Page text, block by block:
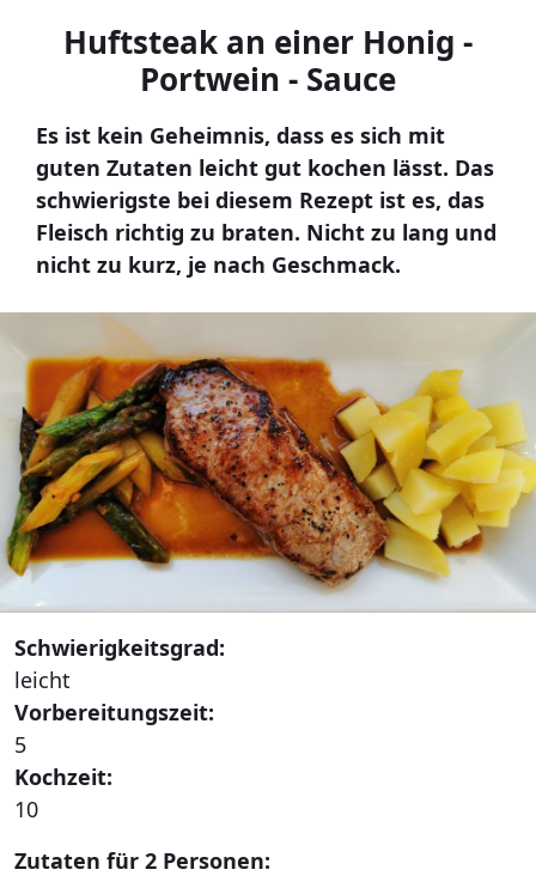
Huftsteak an einer Honig -
Portwein - Sauce
Es ist kein Geheimnis, dass es sich mit
guten Zutaten leicht gut kochen lässt. Das
schwierigste bei diesem Rezept ist es, das
Fleisch richtig zu braten. Nicht zu lang und
nicht zu kurz, je nach Geschmack.
Schwierigkeitsgrad:
leicht
Vorbereitungszeit:
5
Kochzeit:
10
Zutaten für 2 Personen: